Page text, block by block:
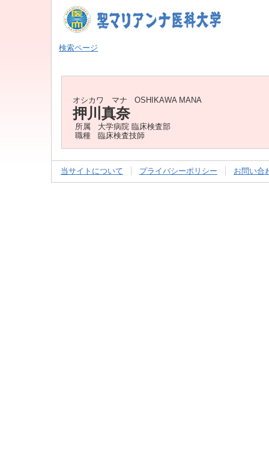
検索ページ
オシカワ マナ OSHIKAWA MANA
押川真奈
所属
大学病院 臨床検査部
職種
臨床検査技師
当サイトについて プライバシーポリシー お問い合